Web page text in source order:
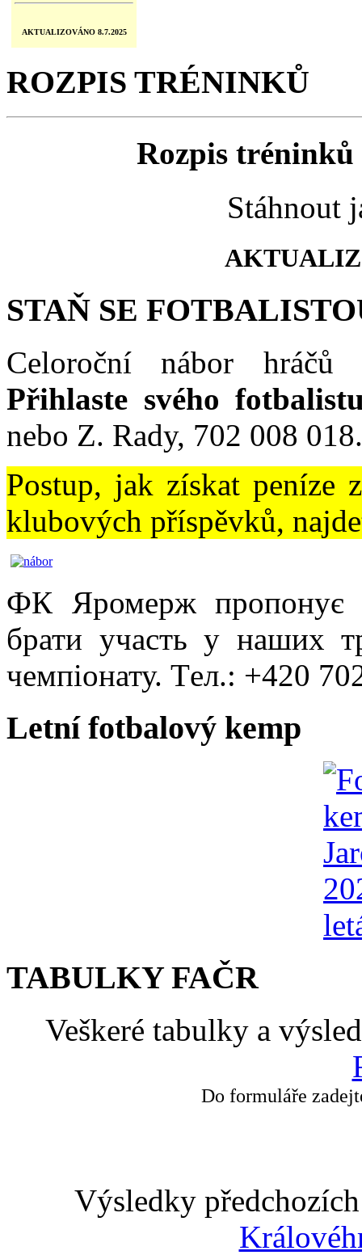
AKTUALIZOVÁNO 8.7.2025
ROZPIS TRÉNINKŮ
Rozpis tréninků
Stáhnout
STAŇ SE
Celoroční nábor hráčů
Přihlaste svého
nebo Z. Rady, 702 008 018.
Postup, jak získat peníze
klubových příspěvků,
ФК Яромерж пропонує
брати участь у наших
чемпіонату. Tел.: +420
Letní fotbalový kemp
TABULKY FAČR
Veškeré tabulky a
Do formuláře
Výsledky